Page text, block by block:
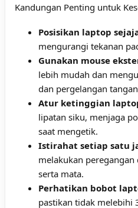
Kandungan Penting untuk
Posisikan laptop
mengurangi tekanan
Gunakan mouse
lebih mudah dan
dan pergelangan
Atur ketinggian
lipatan siku, menjaga
saat mengetik.
Istirahat setiap satu
melakukan
serta mata.
Perhatikan bobot
pastikan tidak melebihi